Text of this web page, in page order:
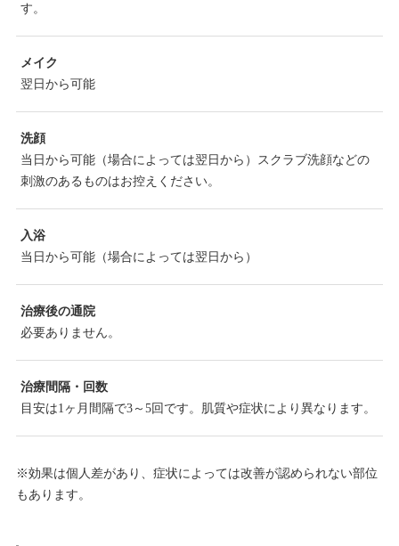
す。
メイク
翌日から可能
洗顔
当日から可能（場合によっては翌日から）スクラブ洗顔などの
刺激のあるものはお控えください。
入浴
当日から可能（場合によっては翌日から）
治療後の通院
必要ありません。
治療間隔・回数
目安は1ヶ月間隔で3～5回です。肌質や症状により異なります。
※効果は個人差があり、症状によっては改善が認められない部位
もあります。